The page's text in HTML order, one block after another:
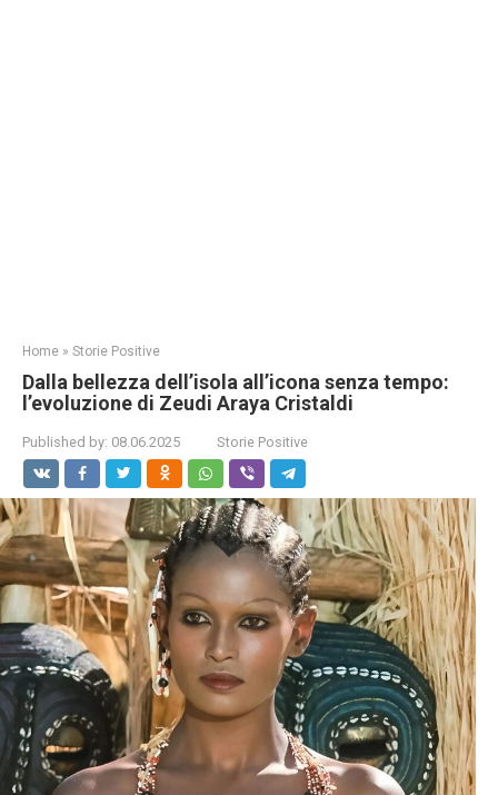
Home » Storie Positive
Dalla bellezza dell’isola all’icona senza tempo:
l’evoluzione di Zeudi Araya Cristaldi
Published by: 08.06.2025 Storie Positive